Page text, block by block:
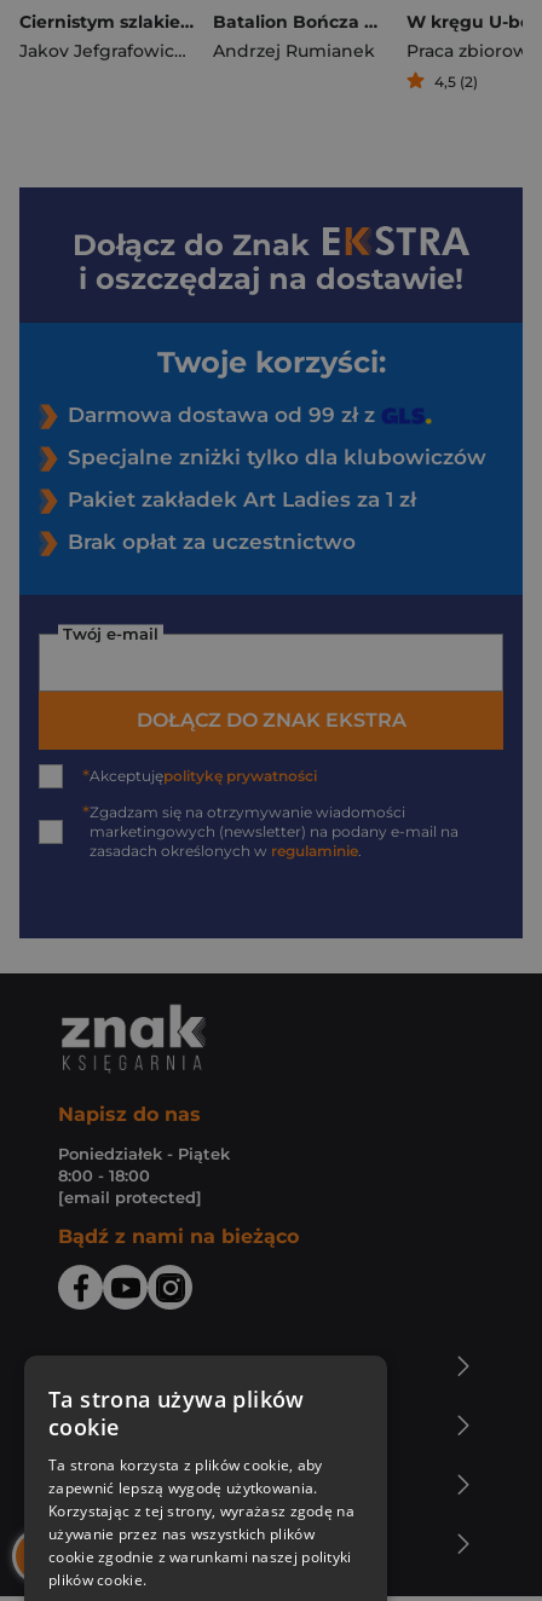
Ciernistym szlakiem. Wspomnienia 1914 - 1918 BR
Jakov Jefgrafowicz Martyszewski
Batalion Bończa Relacje z walk w Powstaniu Warszawskim na Starówce, Powiślu i Śródmieściu
Andrzej Rumianek
Praca zbiorowa
4,5 (2)
Dołącz do Znak
i oszczędzaj na dostawie!
Twoje korzyści:
Darmowa dostawa od 99 zł z
Specjalne zniżki tylko dla klubowiczów
Pakiet zakładek Art Ladies za 1 zł
Brak opłat za uczestnictwo
Twój e-mail
DOŁĄCZ DO ZNAK EKSTRA
*Akceptujępolitykę prywatności
*Zgadzam się na otrzymywanie wiadomości
marketingowych (newsletter) na podany e-mail na
zasadach określonych w regulaminie.
Napisz do nas
Poniedziałek - Piątek
8:00 - 18:00
[email protected]
Bądź z nami na bieżąco
Zakupy u nas
Nasza oferta
Nasi autorzy
Ta strona używa plików
cookie
Ta strona korzysta z plików cookie, aby
zapewnić lepszą wygodę użytkowania.
Korzystając z tej strony, wyrażasz zgodę na
używanie przez nas wszystkich plików
cookie zgodnie z warunkami naszej polityki
plików cookie.